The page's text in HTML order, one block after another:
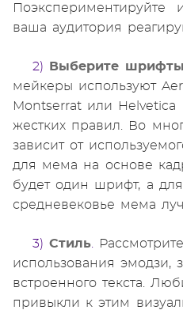
Поэкспериментируйте
ваша аудитория
2) Выберите шрифты
мейкеры используют
Montserrat или Helvetica
жестких правил. Во
зависит от
для мема на основе
будет один шрифт, а
средневековье мема
3)Стиль
использования эмодзи,
встроенного текста.
привыкли к этим